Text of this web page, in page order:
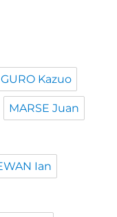
Kazuo
MARSE Juan
Ian